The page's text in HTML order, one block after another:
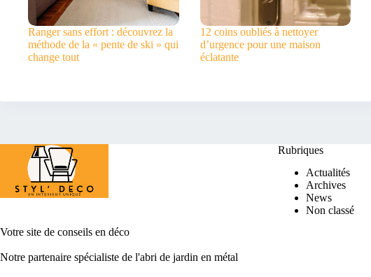
Ranger sans effort : découvrez la
méthode de la « pente de ski » qui
change tout
12 coins oubliés à nettoyer
d’urgence pour une maison
éclatante
Votre site de conseils en déco
Notre partenaire spécialiste de l'abri de jardin en métal
Rubriques
Actualités
Archives
News
Non classé